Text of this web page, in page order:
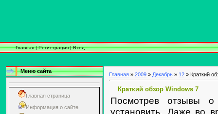
Главная|Регистрация|Вход
Меню сайта
Главная страница
Информация о сайте
Главная » 2009 » Декабрь » 12 » Краткий
Краткий обзор Windows 7
Посмотрев отзывы
установить. Даже во